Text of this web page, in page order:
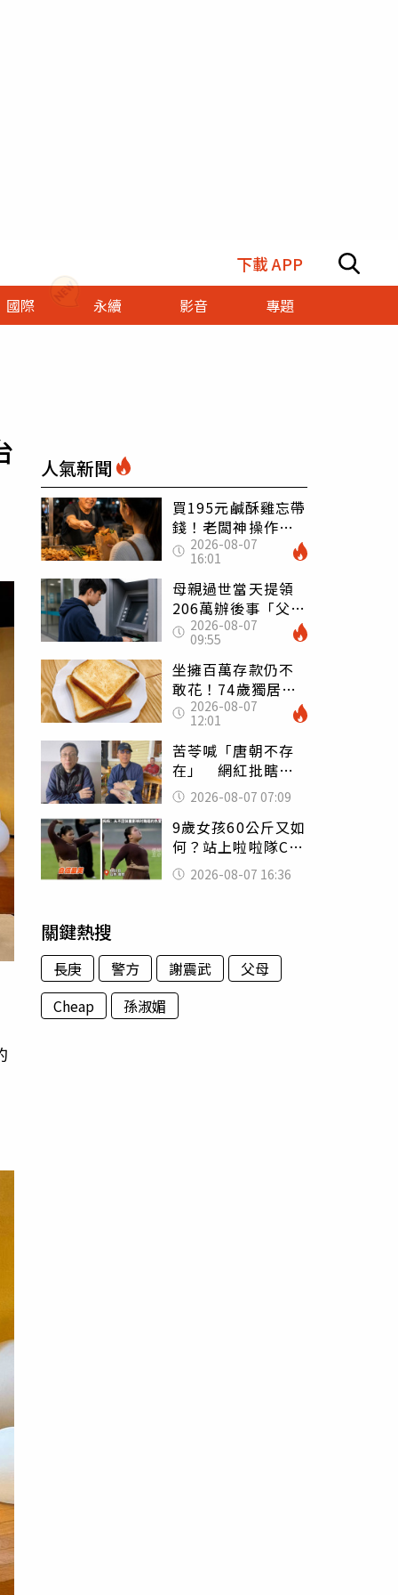
下載 APP
國際 永續 影音 專題
人氣新聞
買195元鹹酥雞忘帶
錢！老闆神操作
「倒找5元」 全網
看哭：這就是台灣
2026-08-07
16:01
母親過世當天提領
206萬辦後事「父子
遭判刑」 律師：
搶錢先下手是罪
2026-08-07
09:55
坐擁百萬存款仍不
敢花！74歲獨居翁
「1餐只吃1片吐
司」 半年後暴瘦
嚇壞女兒
2026-08-07
12:01
苦苓喊「唐朝不存
在」 網紅批瞎編
歷史：李白、杜甫
用鮮卑文寫詩？
2026-08-07 07:09
9歲女孩60公斤又如
何？站上啦啦隊C位
驚艷全場 千萬網
友被圈粉
2026-08-07 16:36
關鍵熱搜
長庚 警方 謝震武
父母
Cheap
孫淑媚